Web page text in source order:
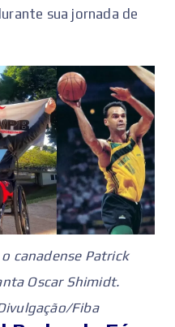
sua jornada de
canadense Patrick
Oscar Shimidt.
Fiba